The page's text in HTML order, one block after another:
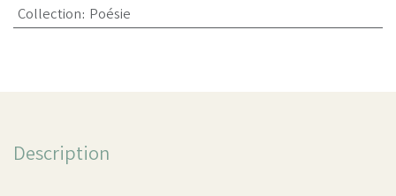
Collection: Poésie
Description